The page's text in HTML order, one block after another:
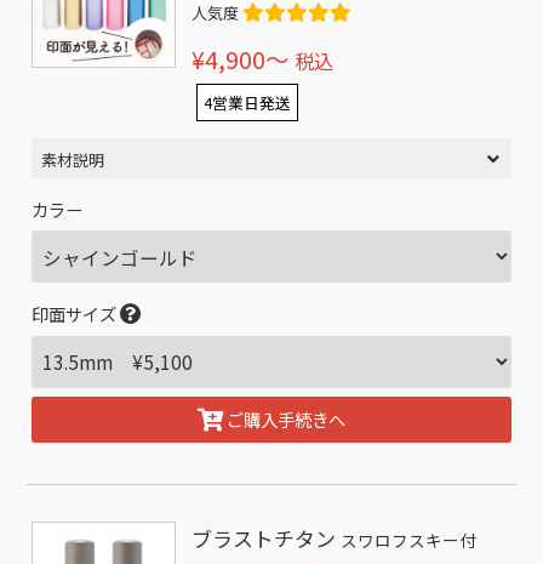
人気度
¥4,900〜 税込
4営業日発送
素材説明
カラー
印面サイズ
ご購入手続きへ
ブラストチタン スワロフスキー付